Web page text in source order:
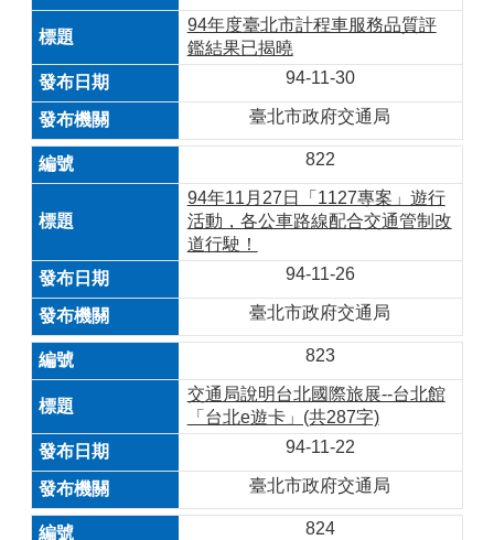
94年度臺北市計程車服務品質評
鑑結果已揭曉
94-11-30
臺北市政府交通局
822
94年11月27日「1127專案」遊行
活動，各公車路線配合交通管制改
道行駛！
94-11-26
臺北市政府交通局
823
交通局說明台北國際旅展--台北館
「台北e遊卡」(共287字)
94-11-22
臺北市政府交通局
824